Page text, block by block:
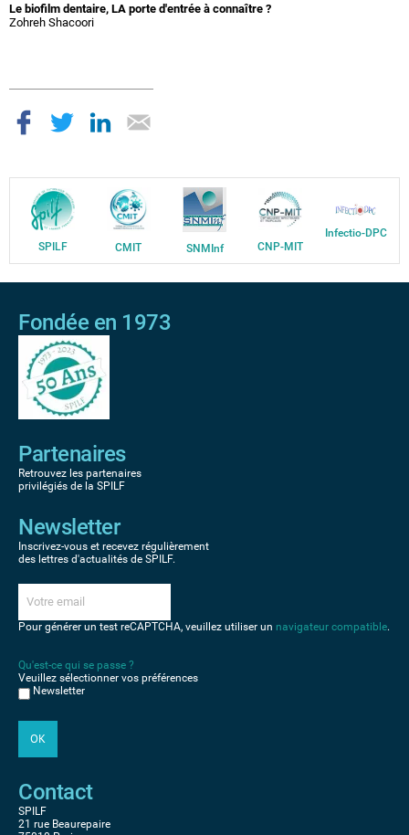
Le biofilm dentaire, LA porte d'entrée à connaître ?
Zohreh Shacoori
SPILF CMIT SNMInf CNP-MIT
Infectio-DPC
Fondée en 1973
Partenaires
Retrouvez les partenaires
privilégiés de la SPILF
Newsletter
Inscrivez-vous et recevez régulièrement
des lettres d'actualités de SPILF.
Pour générer un test reCAPTCHA, veuillez utiliser un navigateur compatible.
Qu'est-ce qui se passe ?
Veuillez sélectionner vos préférences
Newsletter
Contact
SPILF
21 rue Beaurepaire